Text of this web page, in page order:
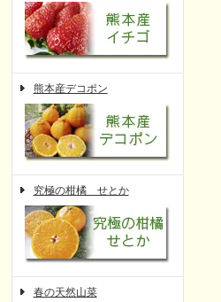
熊本産デコポン
究極の柑橘 せとか
春の天然山菜